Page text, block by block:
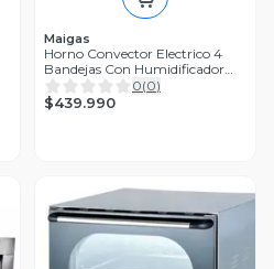
Maigas
Horno Convector Electrico 4
Bandejas Con Humidificador
Maigas
0(0)
$439.990